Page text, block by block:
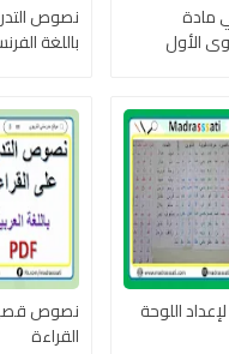
مادة
الأول
نصوص
باللغة
اللوحة
نصوص
القراءة